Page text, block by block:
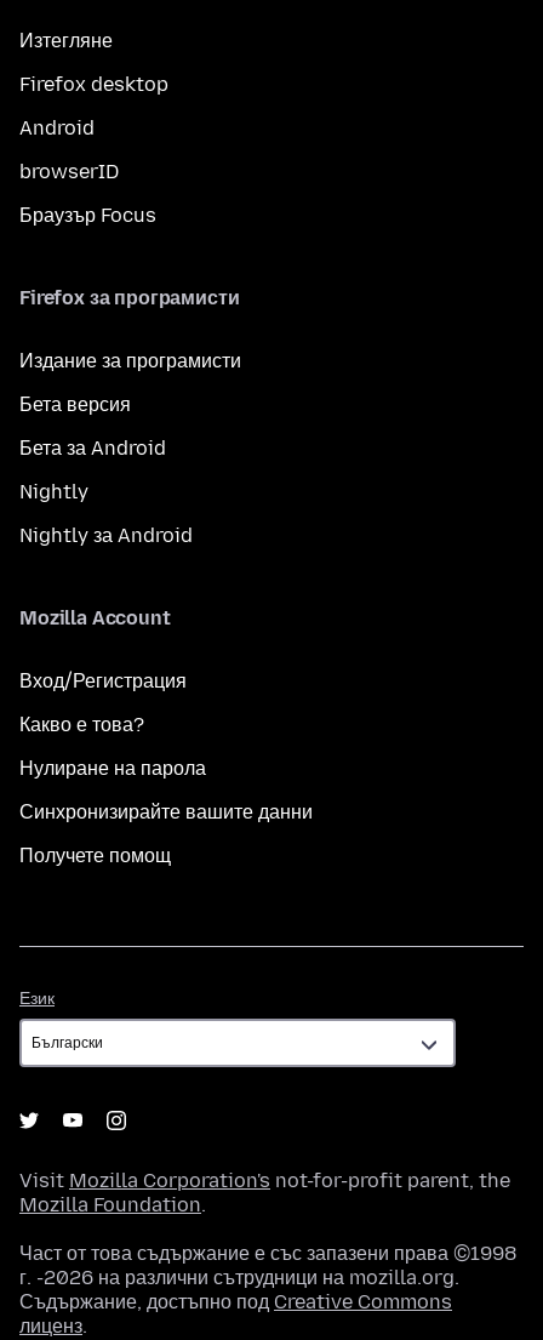
Изтегляне
Firefox desktop
Android
browserID
Браузър Focus
Firefox за програмисти
Издание за програмисти
Бета версия
Бета за Android
Nightly
Nightly за Android
Mozilla Account
Вход/Регистрация
Какво е това?
Нулиране на парола
Синхронизирайте вашите данни
Получете помощ
Език
Visit Mozilla Corporation's not-for-profit parent, the
Mozilla Foundation.
Част от това съдържание е със запазени права ©1998
г. -2026 на различни сътрудници на mozilla.org.
Съдържание, достъпно под Creative Commons
лиценз.